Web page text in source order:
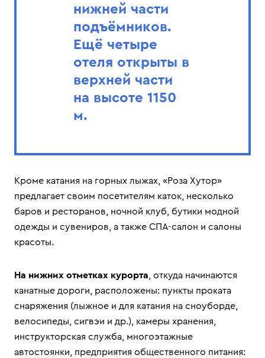
нижней части
подъёмников.
Ещё четыре
отеля открыты в
верхней части
на высоте 1150
м.
Кроме катания на горных лыжах, «Роза Хутор»
предлагает своим посетителям каток, несколько
баров и ресторанов, ночной клуб, бутики модной
одежды и сувениров, а также СПА-салон и салоны
красоты.
На нижних отметках курорта , откуда начинаются
канатные дороги, расположены: пункты проката
снаряжения (лыжное и для катания на сноуборде,
велосипеды, сигвэи и др.), камеры хранения,
инструкторская служба, многоэтажные
автостоянки, предприятия общественного питания: